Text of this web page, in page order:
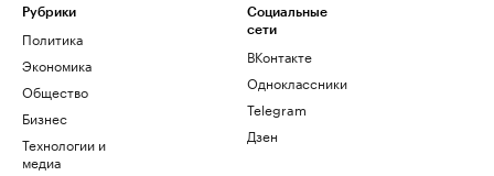
Рубрики
Политика
Экономика
Общество
Бизнес
Технологии и
медиа
Социальные
сети
ВКонтакте
Одноклассники
Telegram
Дзен